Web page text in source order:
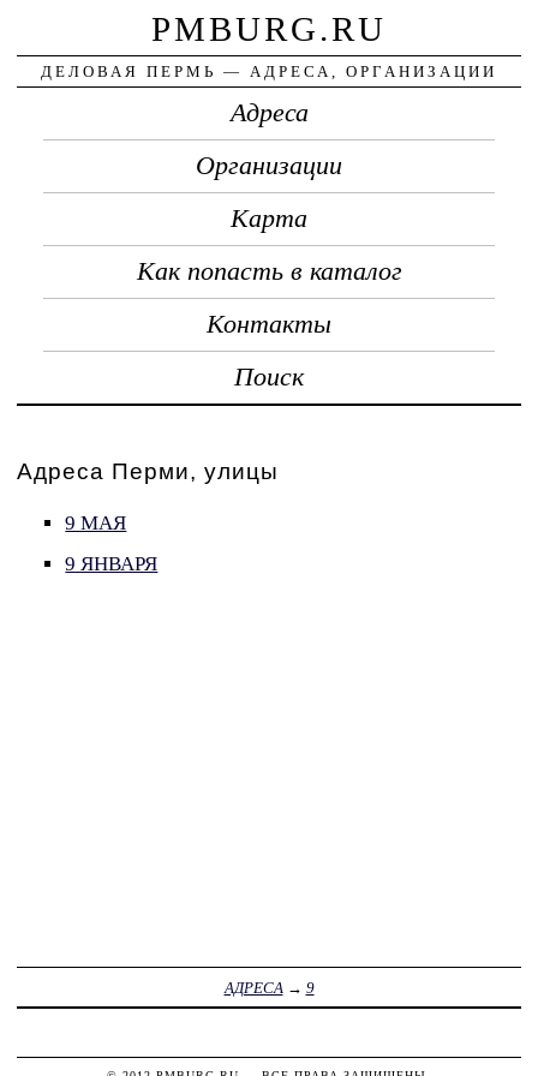
PMBURG.RU
ДЕЛОВАЯ ПЕРМЬ — АДРЕСА, ОРГАНИЗАЦИИ
Адреса
Организации
Карта
Как попасть в каталог
Контакты
Поиск
Адреса Перми, улицы
9 МАЯ
9 ЯНВАРЯ
АДРЕСА → 9